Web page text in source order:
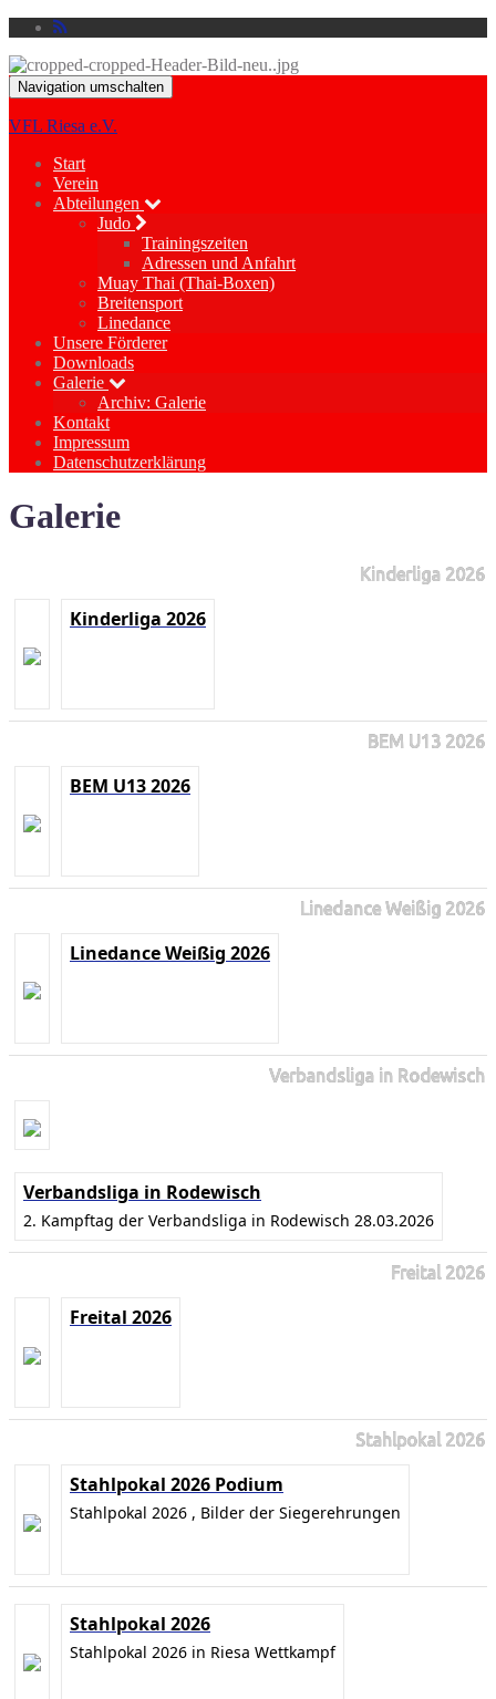
Navigation umschalten
VFL Riesa e.V.
Start
Verein
Abteilungen
Judo
Trainingszeiten
Adressen und Anfahrt
Muay Thai (Thai-Boxen)
Breitensport
Linedance
Unsere Förderer
Downloads
Galerie
Archiv: Galerie
Kontakt
Impressum
Datenschutzerklärung
Galerie
Kinderliga 2026
Kinderliga 2026
BEM U13 2026
BEM U13 2026
Linedance Weißig 2026
Linedance Weißig 2026
Verbandsliga in Rodewisch
Verbandsliga in Rodewisch
2. Kampftag der Verbandsliga in Rodewisch 28.03.2026
Freital 2026
Freital 2026
Stahlpokal 2026
Stahlpokal 2026 Podium
Stahlpokal 2026 , Bilder der Siegerehrungen
Stahlpokal 2026
Stahlpokal 2026 in Riesa Wettkampf